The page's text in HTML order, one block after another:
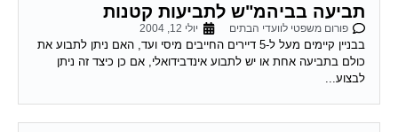
תביעה בביהמ"ש לתביעות קטנות
פורום משפטי לוועדי הבתים יולי 12, 2004
בבניין קיימים מעל ל-5 דיירים החייבים מיסי ועד, האם ניתן לתבוע את
כולם בתביעה אחת או יש לתבוע אינדבידואלי, אם כן כיצד זה ניתן
לבצוע...